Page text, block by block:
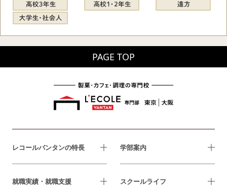
PAGE TOP
レコールバンタンの特長 学部案内
就職実績・就職支援 スクールライフ